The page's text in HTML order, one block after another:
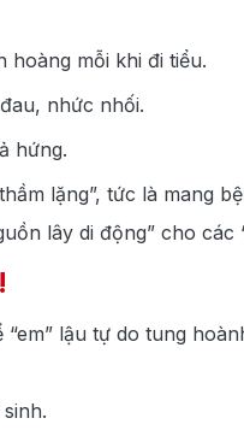
hoàng mỗi khi đi tiểu.
nhức nhối.
hứng.
lặng”, tức là mang
lây di động” cho các
lậu tự do tung